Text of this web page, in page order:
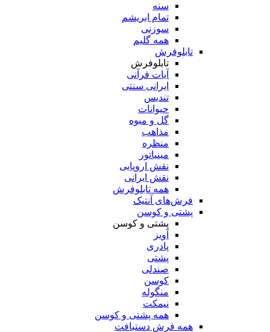
سنه
تمام ابریشم
سوزنی
همه گلیم
تابلوفرش
تابلوفرش
آیات قرآنی
ایرانی سنتی
تندیس
حیوانات
گل و میوه
مذاهب
منظره
مینیاتور
نقش اروپایی
نقش ایرانی
همه تابلوفرش
فرش‌های آنتیک
پشتی و کوسن
پشتی و کوسن
آویز
پادری
پشتی
صندلی
کوسن
منگوله
نیمکت
همه پشتی و کوسن
همه فرش دستبافت